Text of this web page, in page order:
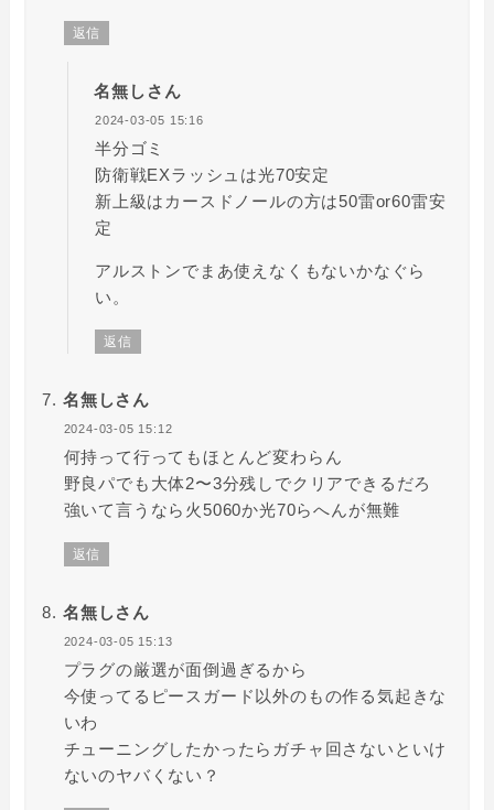
返信
名無しさん
2024-03-05 15:16
半分ゴミ
防衛戦EXラッシュは光70安定
新上級はカースドノールの方は50雷or60雷安
定
アルストンでまあ使えなくもないかなぐら
い。
返信
名無しさん
2024-03-05 15:12
何持って行ってもほとんど変わらん
野良パでも大体2〜3分残しでクリアできるだろ
強いて言うなら火5060か光70らへんが無難
返信
名無しさん
2024-03-05 15:13
プラグの厳選が面倒過ぎるから
今使ってるピースガード以外のもの作る気起きな
いわ
チューニングしたかったらガチャ回さないといけ
ないのヤバくない？